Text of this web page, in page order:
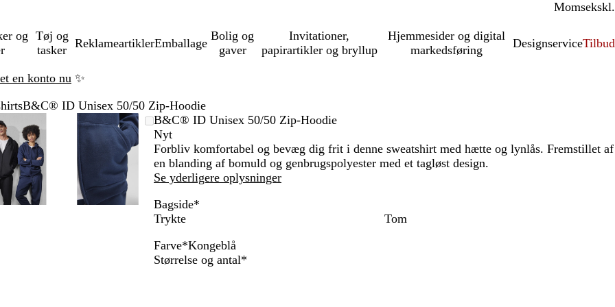
Momsinkl.
ekskl.
og Tøj og
tasker
ReklameartiklerEmballage
Bolig og
gaver
Invitationer,
papirartikler og bryllup
Hjemmesider og digital
markedsføring
DesignserviceTilbud
en konto nu ✨
B&C® ID Unisex 50/50 Zip-Hoodie
billede
til
minimum
for
at
udvide
tasterne
plus
og
minus
til
at
Zoombart
billede
Zoomet
til
minimum
Klik
for
udvide
Brug
tasterne
plus
og
minus
til
at
piletasterne
B&C® ID Unisex 50/50 Zip-Hoodie
Nyt
Forbliv komfortabel og bevæg dig frit i denne sweatshirt med hætte og lynlås. Fremstillet af
en blanding af bomuld og genbrugspolyester med et tagløst design.
Se yderligere oplysninger
Bagside*
Trykte
Tom
Farve*Kongeblå
K
S
M
G
M
Størrelse og antal*